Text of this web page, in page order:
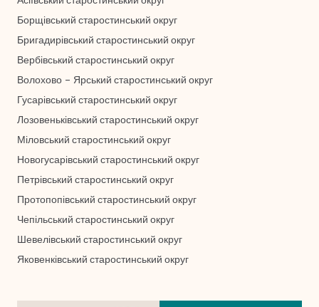
Борщівський старостинський округ
Бригадирівський старостинський округ
Вербівський старостинський округ
Волохово – Ярський старостинський округ
Гусарівський старостинський округ
Лозовеньківський старостинський округ
Міловський старостинський округ
Новогусарівський старостинський округ
Петрівський старостинський округ
Протопопівський старостинський округ
Чепільський старостинський округ
Шевелівський старостинський округ
Яковенківський старостинський округ